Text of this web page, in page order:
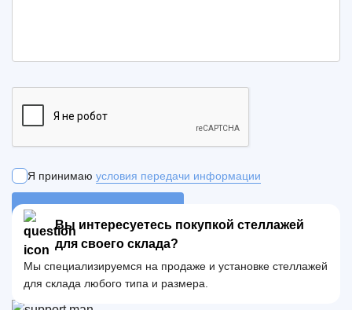
Я принимаю условия передачи информации
ОТПРАВИТЬ ЗАЯВКУ
Вы интересуетесь покупкой стеллажей
для своего склада?
Мы специализируемся на продаже и установке стеллажей
для склада любого типа и размера.